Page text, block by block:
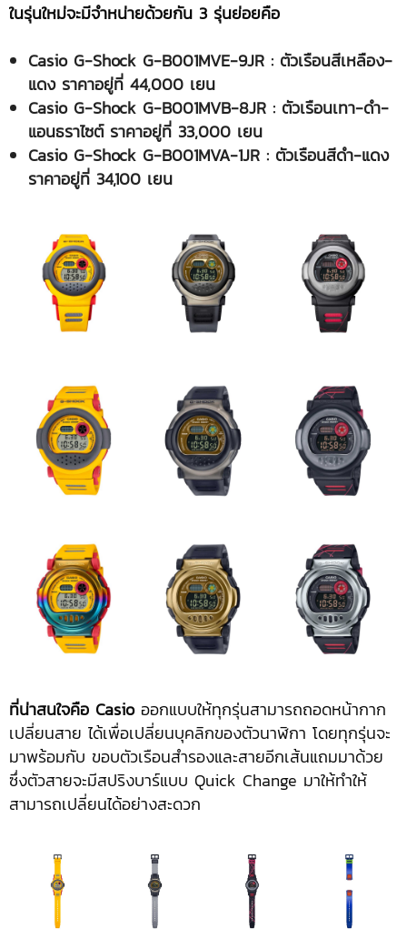
ในรุ่นใหม่จะมีจำหน่ายด้วยกัน 3 รุ่นย่อยคือ
Casio G-Shock G-B001MVE-9JR : ตัวเรือนสีเหลือง-
แดง ราคาอยู่ที่ 44,000 เยน
Casio G-Shock G-B001MVB-8JR : ตัวเรือนเทา-ดำ-
แอนธราไซต์ ราคาอยู่ที่ 33,000 เยน
Casio G-Shock G-B001MVA-1JR : ตัวเรือนสีดำ-แดง
ราคาอยู่ที่ 34,100 เยน
ที่น่าสนใจคือ Casioออกแบบให้ทุกรุ่นสามารถถอดหน้ากาก
เปลี่ยนสาย ได้เพื่อเปลี่ยนบุคลิกของตัวนาฬิกา โดยทุกรุ่นจะ
มาพร้อมกับ ขอบตัวเรือนสำรองและสายอีกเส้นแถมมาด้วย
ซึ่งตัวสายจะมีสปริงบาร์แบบ Quick Change มาให้ทำให้
สามารถเปลี่ยนได้อย่างสะดวก